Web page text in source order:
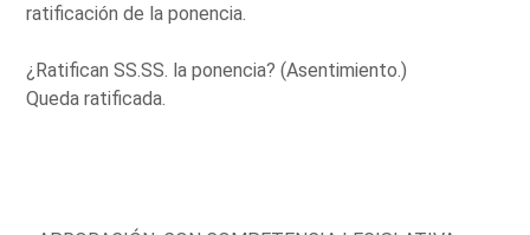
ratificación de la ponencia.
¿Ratifican SS.SS. la ponencia? (Asentimiento.)
Queda ratificada.